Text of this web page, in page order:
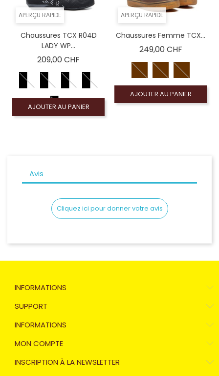
APERÇU RAPIDE
Chaussures TCX R04D
LADY WP...
209,00 CHF
AJOUTER AU PANIER
APERÇU RAPIDE
Chaussures Femme TCX...
249,00 CHFPrix
AJOUTER AU PANIER
Avis
Cliquez ici pour donner votre avis
INFORMATIONS
SUPPORT
INFORMATIONS
MON COMPTE
INSCRIPTION À LA NEWSLETTER